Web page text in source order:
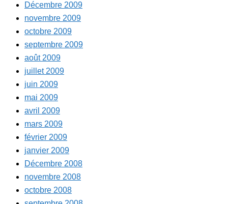
Décembre 2009
novembre 2009
octobre 2009
septembre 2009
août 2009
juillet 2009
juin 2009
mai 2009
avril 2009
mars 2009
février 2009
janvier 2009
Décembre 2008
novembre 2008
octobre 2008